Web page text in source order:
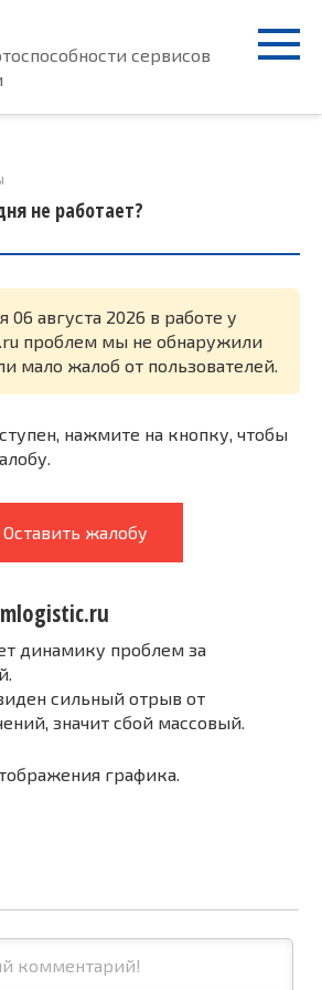
сервисов
не работает?
06 августа 2026 в работе у
проблем мы не обнаружили
мало жалоб от пользователей.
нажмите на кнопку, чтобы
Оставить жалобу
динамику проблем за
сильный отрыв от
значит сбой массовый.
графика.